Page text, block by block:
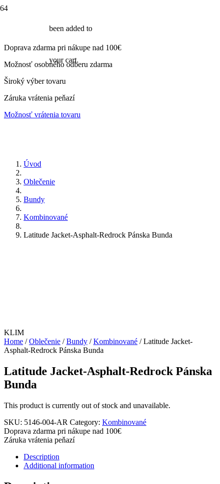
been added to
your cart.
Doprava zdarma pri nákupe nad 100€
Možnosť osobného odberu zdarma
Široký výber tovaru
Záruka vrátenia peňazí
Možnosť vrátenia tovaru
Úvod
Oblečenie
Bundy
Kombinované
Latitude Jacket-Asphalt-Redrock Pánska Bunda
KLIM
Home /Oblečenie /Bundy /Kombinované / Latitude Jacket-
Asphalt-Redrock Pánska Bunda
Latitude Jacket-Asphalt-Redrock Pánska
Bunda
This product is currently out of stock and unavailable.
SKU: 5146-004-AR Category: Kombinované
Doprava zdarma pri nákupe nad 100€
Záruka vrátenia peňazí
Description
Additional information